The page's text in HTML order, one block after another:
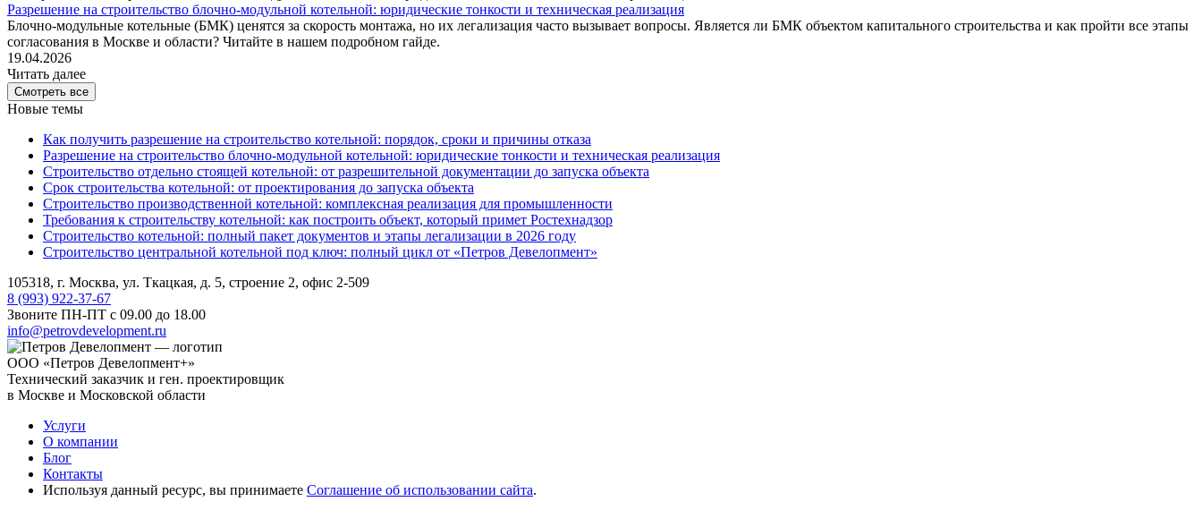
Разрешение на строительство блочно-модульной котельной: юридические тонкости и техническая реализация
Блочно-модульные котельные (БМК) ценятся за скорость монтажа, но их легализация часто вызывает вопросы. Является ли БМК объектом капитального строительства и как пройти все этапы
согласования в Москве и области? Читайте в нашем подробном гайде.
19.04.2026
Читать далее
Смотреть все
Новые темы
Как получить разрешение на строительство котельной: порядок, сроки и причины отказа
Разрешение на строительство блочно-модульной котельной: юридические тонкости и техническая реализация
Строительство отдельно стоящей котельной: от разрешительной документации до запуска объекта
Срок строительства котельной: от проектирования до запуска объекта
Строительство производственной котельной: комплексная реализация для промышленности
Требования к строительству котельной: как построить объект, который примет Ростехнадзор
Строительство котельной: полный пакет документов и этапы легализации в 2026 году
Строительство центральной котельной под ключ: полный цикл от «Петров Девелопмент»
105318, г. Москва, ул. Ткацкая, д. 5, строение 2, офис 2-509
8 (993) 922-37-67
Звоните ПН-ПТ с 09.00 до 18.00
info@petrovdevelopment.ru
ООО «Петров Девелопмент+»
Технический заказчик и ген. проектировщик
в Москве и Московской области
Услуги
О компании
Блог
Контакты
Используя данный ресурс, вы принимаете Соглашение об использовании сайта.